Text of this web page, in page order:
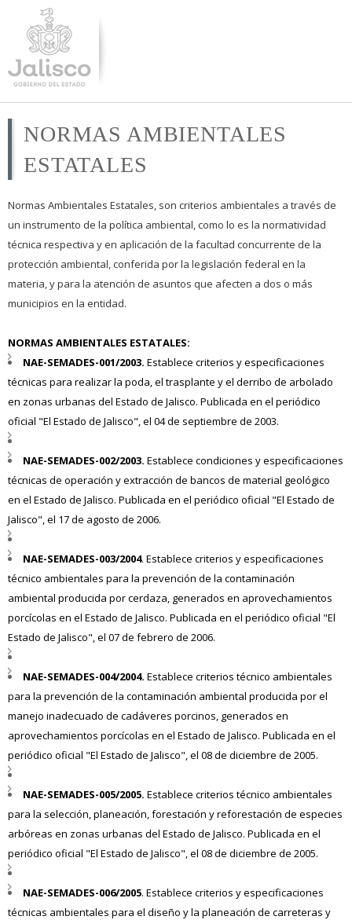
NORMAS AMBIENTALES
ESTATALES
Normas Ambientales Estatales, son criterios ambientales a través de
un instrumento de la política ambiental, como lo es la normatividad
técnica respectiva y en aplicación de la facultad concurrente de la
protección ambiental, conferida por la legislación federal en la
materia, y para la atención de asuntos que afecten a dos o más
municipios en la entidad.
NORMAS AMBIENTALES ESTATALES:
NAE-SEMADES-001/2003. Establece criterios y especificaciones
técnicas para realizar la poda, el trasplante y el derribo de arbolado
en zonas urbanas del Estado de Jalisco. Publicada en el periódico
oficial "El Estado de Jalisco", el 04 de septiembre de 2003.
NAE-SEMADES-002/2003. Establece condiciones y especificaciones
técnicas de operación y extracción de bancos de material geológico
en el Estado de Jalisco. Publicada en el periódico oficial "El Estado de
Jalisco", el 17 de agosto de 2006.
NAE-SEMADES-003/2004. Establece criterios y especificaciones
técnico ambientales para la prevención de la contaminación
ambiental producida por cerdaza, generados en aprovechamientos
porcícolas en el Estado de Jalisco. Publicada en el periódico oficial "El
Estado de Jalisco", el 07 de febrero de 2006.
NAE-SEMADES-004/2004. Establece criterios técnico ambientales
para la prevención de la contaminación ambiental producida por el
manejo inadecuado de cadáveres porcinos, generados en
aprovechamientos porcícolas en el Estado de Jalisco. Publicada en el
periódico oficial "El Estado de Jalisco", el 08 de diciembre de 2005.
NAE-SEMADES-005/2005. Establece criterios técnico ambientales
para la selección, planeación, forestación y reforestación de especies
arbóreas en zonas urbanas del Estado de Jalisco. Publicada en el
periódico oficial "El Estado de Jalisco", el 08 de diciembre de 2005.
NAE-SEMADES-006/2005. Establece criterios y especificaciones
técnicas ambientales para el diseño y la planeación de carreteras y